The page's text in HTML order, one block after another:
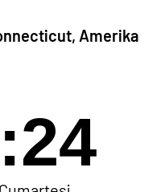
Amerika